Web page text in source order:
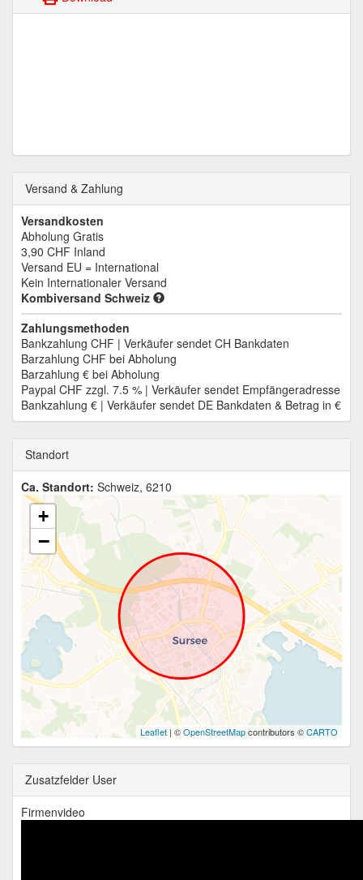
Versand & Zahlung
Versandkosten
Abholung Gratis
3,90 CHF Inland
Versand EU = International
Kein Internationaler Versand
Kombiversand Schweiz
Zahlungsmethoden
Bankzahlung CHF | Verkäufer sendet CH Bankdaten
Barzahlung CHF bei Abholung
Barzahlung € bei Abholung
Paypal CHF zzgl. 7.5 % | Verkäufer sendet Empfängeradresse
Bankzahlung € | Verkäufer sendet DE Bankdaten & Betrag in €
Standort
Ca. Standort: Schweiz, 6210
+
−
Leaflet | ©OpenStreetMapcontributors ©CARTO
Zusatzfelder User
Firmenvideo